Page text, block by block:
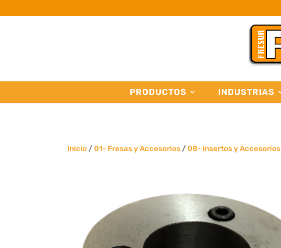
PRODUCTOS INDUSTRIAS
Inicio /01- Fresas y Accesorios /08- Insertos y Accesorios